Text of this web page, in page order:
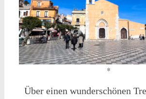
*
Über einen wunderschönen